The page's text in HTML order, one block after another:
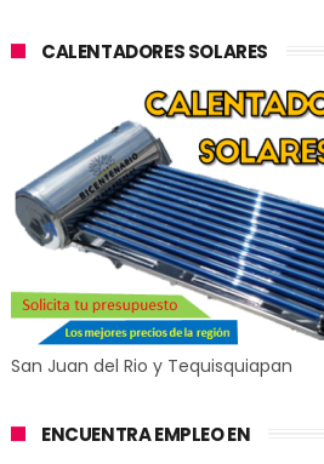
CALENTADORES SOLARES
San Juan del Rio y Tequisquiapan
ENCUENTRA EMPLEO EN